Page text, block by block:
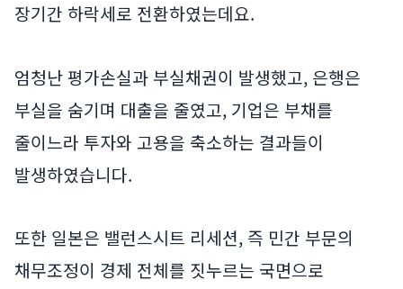
장기간 하락세로 전환하였는데요.
엄청난 평가손실과 부실채권이 발생했고, 은행은
부실을 숨기며 대출을 줄였고, 기업은 부채를
줄이느라 투자와 고용을 축소하는 결과들이
발생하였습니다.
또한 일본은 밸런스시트 리세션, 즉 민간 부문의
채무조정이 경제 전체를 짓누르는 국면으로